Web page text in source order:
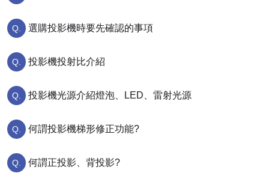
選購投影機時要先確認的事項
投影機投射比介紹
投影機光源介紹燈泡、LED、雷射光源
何謂投影機梯形修正功能?
何謂正投影、背投影?